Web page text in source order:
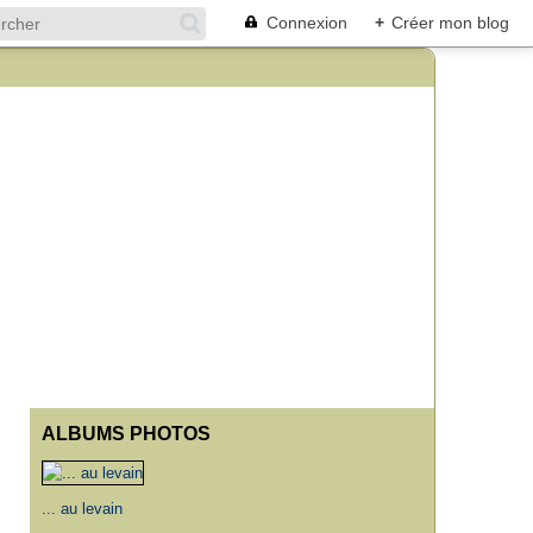
Connexion + Créer mon blog
ALBUMS PHOTOS
... au levain